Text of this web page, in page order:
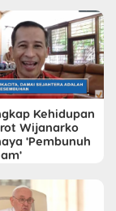
Kehidupan
Wijanarko
'Pembunuh